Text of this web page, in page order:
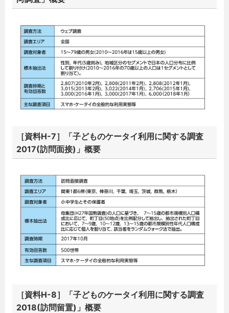
［資料H-7］「子どものケータイ利用に関する調査
2017(訪問面接)」概要
［資料H-8］「子どものケータイ利用に関する調査
2018(訪問留置)」概要